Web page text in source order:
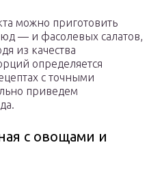
можно приготовить
— и фасолевых салатов,
из качества
определяется
с точными
приведем
с овощами и